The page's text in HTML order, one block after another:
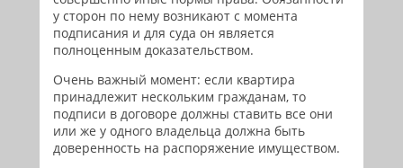
у сторон по нему возникают с момента
подписания и для суда он является
полноценным доказательством.
Очень важный момент: если квартира
принадлежит нескольким гражданам, то
подписи в договоре должны ставить все они
или же у одного владельца должна быть
доверенность на распоряжение имуществом.